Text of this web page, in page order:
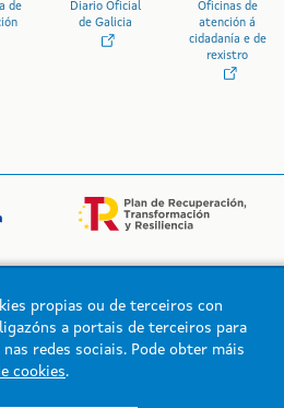
de
Diario Oficial
de Galicia
Oficinas de
atención á
cidadanía e de
rexistro
propias ou de terceiros con
a portais de terceiros para
redes sociais. Pode obter máis
cookies.